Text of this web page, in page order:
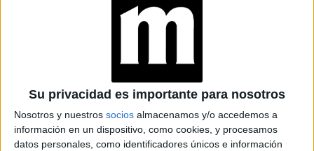
Su privacidad es importante para nosotros
Nosotros y nuestros socios almacenamos y/o accedemos a
información en un dispositivo, como cookies, y procesamos
datos personales, como identificadores únicos e información
Se cree que esta hora aparece cuando alguien está
profesional, y necesita reafirmar su autonomía sin perder la
La dualidad del número 15, repetido, sugiere que los
cambios que se avecinan están alineados con el
crecimiento espiritual y que es necesario mantener la fe en